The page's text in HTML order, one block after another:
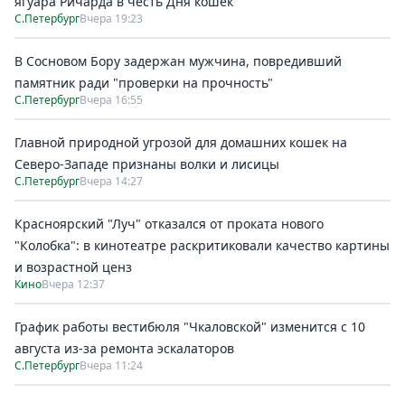
С.ПетербургВчера 19:23
В Сосновом Бору задержан мужчина, повредивший
памятник ради "проверки на прочность"
С.ПетербургВчера 16:55
Главной природной угрозой для домашних кошек на
Северо-Западе признаны волки и лисицы
С.ПетербургВчера 14:27
Красноярский "Луч" отказался от проката нового
"Колобка": в кинотеатре раскритиковали качество картины
и возрастной ценз
КиноВчера 12:37
График работы вестибюля "Чкаловской" изменится с 10
августа из-за ремонта эскалаторов
С.ПетербургВчера 11:24